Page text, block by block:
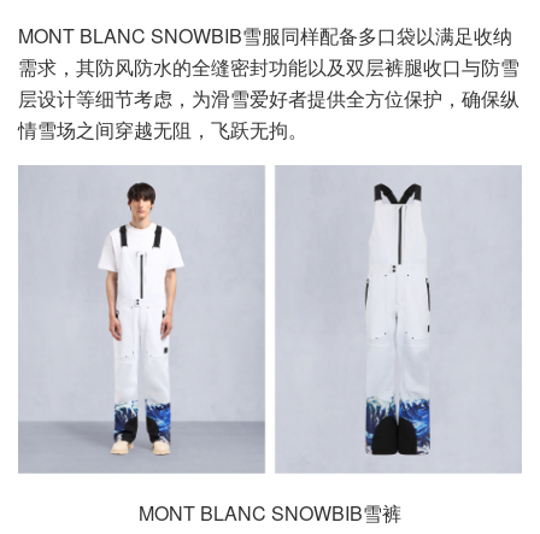
MONT BLANC SNOWBIB雪服同样配备多口袋以满足收纳
需求，其防风防水的全缝密封功能以及双层裤腿收口与防雪
层设计等细节考虑，为滑雪爱好者提供全方位保护，确保纵
情雪场之间穿越无阻，飞跃无拘。
MONT BLANC SNOWBIB雪裤